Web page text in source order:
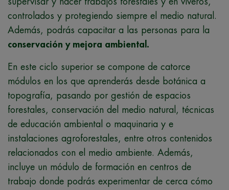
controlados y protegiendo siempre el medio natural.
Además, podrás capacitar a las personas para la
conservación y mejora ambiental.
En este ciclo superior se compone de catorce
módulos en los que aprenderás desde botánica a
topografía, pasando por gestión de espacios
forestales, conservación del medio natural, técnicas
de educación ambiental o maquinaria y e
instalaciones agroforestales, entre otros contenidos
relacionados con el medio ambiente. Además,
incluye un módulo de formación en centros de
trabajo donde podrás experimentar de cerca cómo